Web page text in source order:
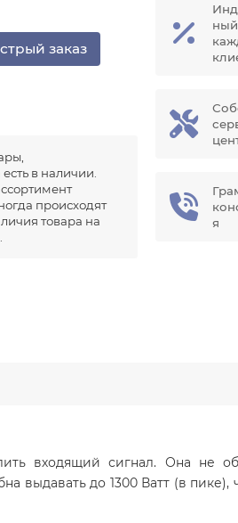
заказ
в наличии.
происходят
товара на
я
входящий сигнал. Она не
выдавать до 1300 Ватт (в пике),